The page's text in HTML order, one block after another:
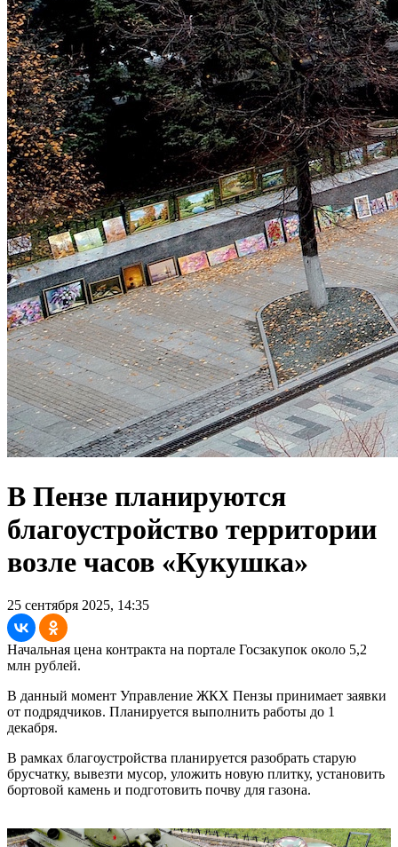
В Пензе планируются
благоустройство территории
возле часов «Кукушка»
25 сентября 2025, 14:35
Начальная цена контракта на портале Госзакупок около 5,2
млн рублей.
В данный момент Управление ЖКХ Пензы принимает заявки
от подрядчиков. Планируется выполнить работы до 1
декабря.
В рамках благоустройства планируется разобрать старую
брусчатку, вывезти мусор, уложить новую плитку, установить
бортовой камень и подготовить почву для газона.